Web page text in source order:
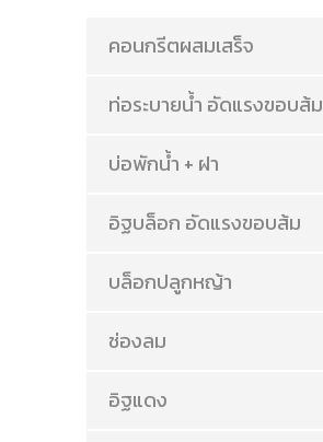
คอนกรีตผสมเสร็จ
ท่อระบายน้ำ อัดแรงขอบส้ม
บ่อพักน้ำ + ฝา
อิฐบล็อก อัดแรงขอบส้ม
บล็อกปลูกหญ้า
ช่องลม
อิฐแดง